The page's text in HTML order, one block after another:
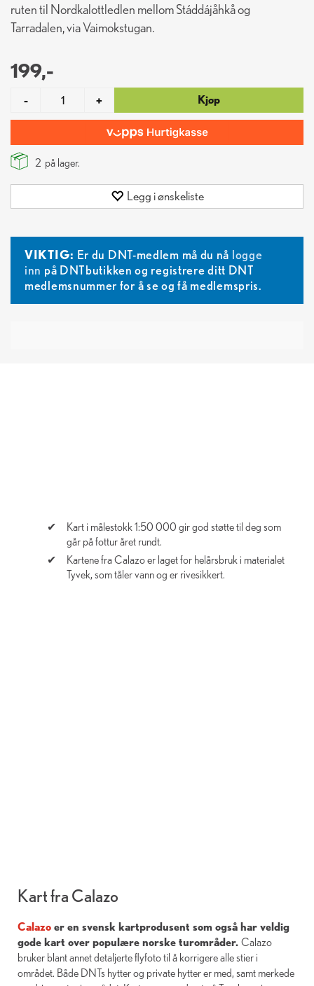
ruten til Nordkalottledlen mellom Stáddájåhkå og
Tarradalen, via Vaimokstugan.
199,-
- + Kjøp
2 på lager.
Legg i ønskeliste
VIKTIG: Er du DNT-medlem må du nå logge
inn på DNTbutikken og registrere ditt DNT
medlemsnummer for å se og få medlemspris.
Kart i målestokk 1:50 000 gir god støtte til deg som
går på fottur året rundt.
Kartene fra Calazo er laget for helårsbruk i materialet
Tyvek, som tåler vann og er rivesikkert.
Kart fra Calazo
Calazo er en svensk kartprodusent som også har veldig
gode kart over populære norske turområder. Calazo
bruker blant annet detaljerte flyfoto til å korrigere alle stier i
området. Både DNTs hytter og private hytter er med, samt merkede